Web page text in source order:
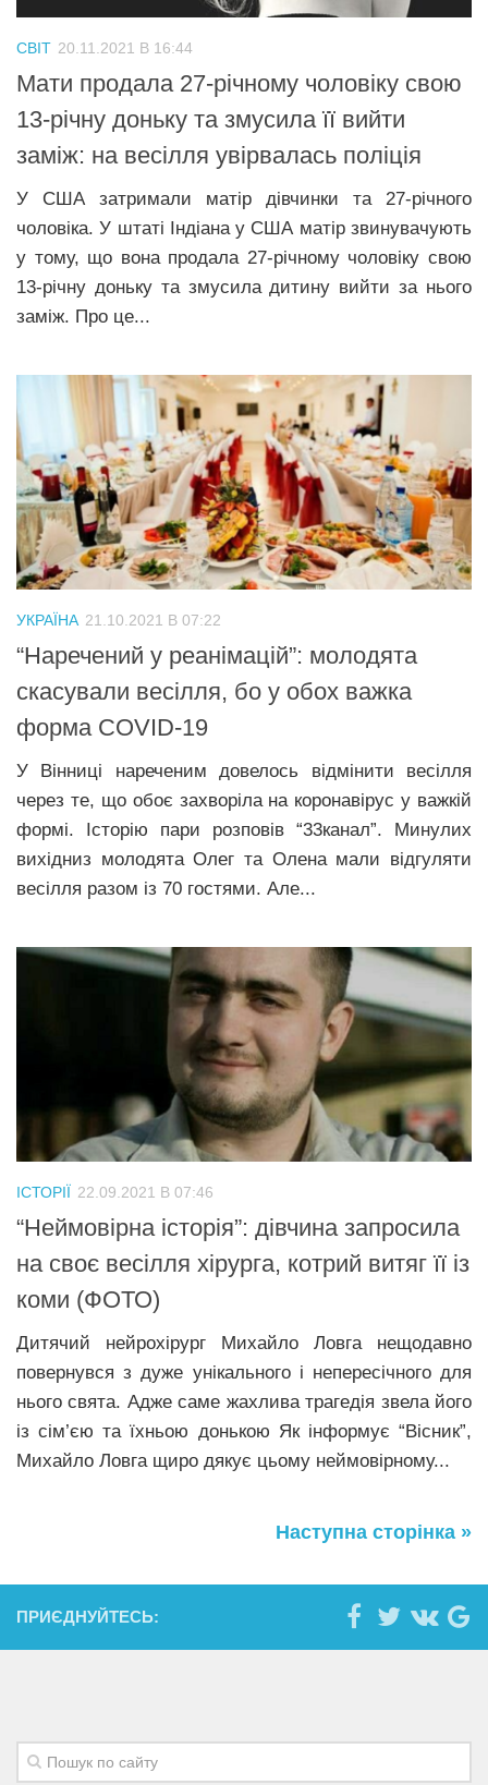
СВІТ 20.11.2021 В 16:44
Мати продала 27-річному чоловіку свою
13-річну доньку та змусила її вийти
заміж: на весілля увірвалась поліція
У США затримали матір дівчинки та 27-річного
чоловіка. У штаті Індіана у США матір звинувачують
у тому, що вона продала 27-річному чоловіку свою
13-річну доньку та змусила дитину вийти за нього
заміж. Про це...
УКРАЇНА 21.10.2021 В 07:22
“Наречений у реанімацій”: молодята
скасували весілля, бо у обох важка
форма COVID-19
У Вінниці нареченим довелось відмінити весілля
через те, що обоє захворіла на коронавірус у важкій
формі. Історію пари розповів “33канал”. Минулих
вихідниз молодята Олег та Олена мали відгуляти
весілля разом із 70 гостями. Але...
ІСТОРІЇ 22.09.2021 В 07:46
“Неймовірна історія”: дівчина запросила
на своє весілля хірурга, котрий витяг її із
коми (ФОТО)
Дитячий нейрохірург Михайло Ловга нещодавно
повернувся з дуже унікального і непересічного для
нього свята. Адже саме жахлива трагедія звела його
із сім’єю та їхньою донькою Як інформує “Вісник”,
Михайло Ловга щиро дякує цьому неймовірному...
Наступна сторінка »
ПРИЄДНУЙТЕСЬ: